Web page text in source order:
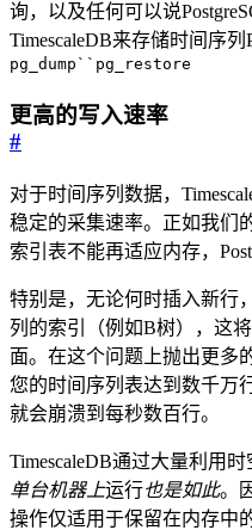
询，以及任何可以说
TimescaleDB来存储时间序列
pg_dump``pg_restore
更高的写入速率
#
对于时间序列数据，
稳定的采集速率。正如我们
索引表不能再适应内存，
特别是，无论何时插入新行
列的索引（例如B树），这
面。在这个问题上抛出更多
您的时间序列表达到数千万
就会崩溃到每秒数百行。
TimescaleDB通过大量利用
单台机器上运行也是如此。
操作仅适用于保留在内存中